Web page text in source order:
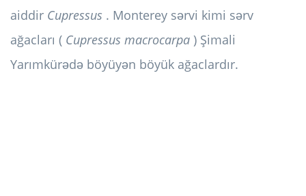
aiddir Cupressus . Monterey sərvi kimi sərv
ağacları ( Cupressus macrocarpa ) Şimali
Yarımkürədə böyüyən böyük ağaclardır.